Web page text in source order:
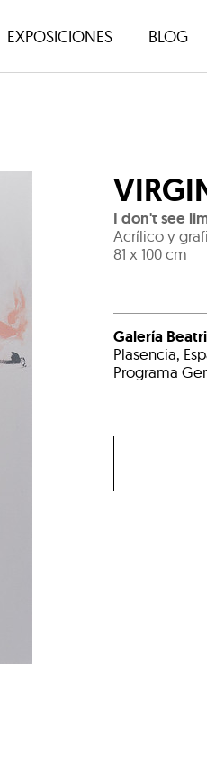
EXPOSICIONES BLOG
I don't see
Acrílico y
81 x 100 cm
Galería
Plasencia,
Programa